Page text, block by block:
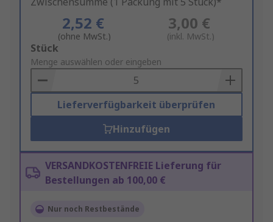
2,52 €
(ohne MwSt.)
3,00 €
(inkl. MwSt.)
Add
to
Basket
Stück
Menge auswählen oder eingeben
Lieferverfügbarkeit überprüfen
Hinzufügen
VERSANDKOSTENFREIE Lieferung für
Bestellungen ab 100,00 €
Nur noch Restbestände